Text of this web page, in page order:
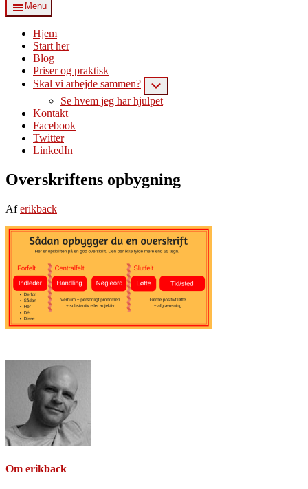
Menu
Hjem
Start her
Blog
Priser og praktisk
Skal vi arbejde sammen?
Se hvem jeg har hjulpet
Kontakt
Facebook
Twitter
LinkedIn
Overskriftens opbygning
Aferikback
Om erikback